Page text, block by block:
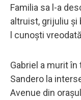
Familia sa l-a
altruist, grijuliu și
l cunoști
Gabriel a murit
Sandero la
Avenue din